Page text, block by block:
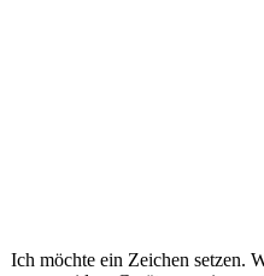
Ich möchte ein Zeichen setzen.